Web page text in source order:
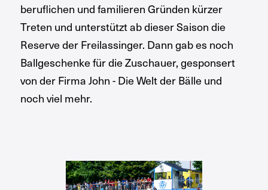
beruflichen und familieren Gründen kürzer
Treten und unterstützt ab dieser Saison die
Reserve der Freilassinger. Dann gab es noch
Ballgeschenke für die Zuschauer, gesponsert
von der Firma John - Die Welt der Bälle und
noch viel mehr.